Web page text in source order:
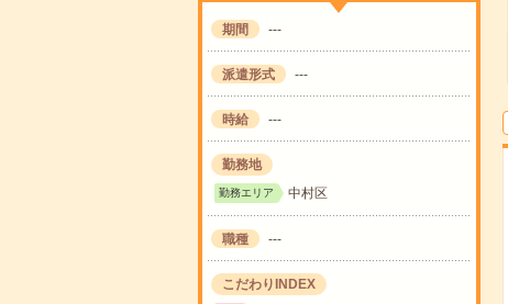
期間 ---
派遣形式 ---
時給 ---
勤務地
勤務エリア 中村区
職種 ---
こだわりINDEX